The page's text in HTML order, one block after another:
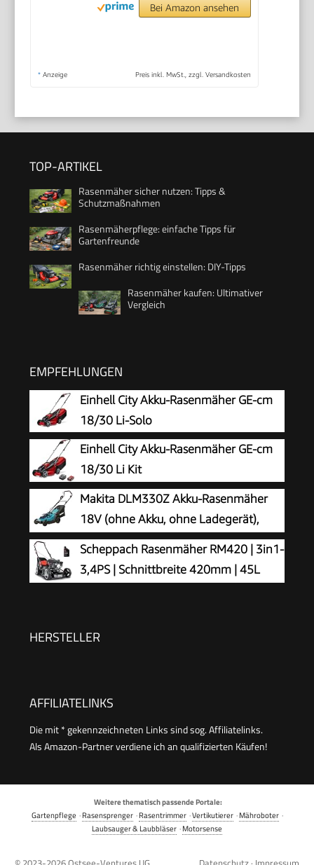
Bei Amazon ansehen
* Anzeige Preis inkl. MwSt., zzgl. Versandkosten
TOP-ARTIKEL
Rasenmäher sicher nutzen: Tipps &
Schutzmaßnahmen
Rasenmäherpflege: einfache Tipps für
Gartenfreunde
Rasenmäher richtig einstellen: DIY-Tipps
Rasenmäher kaufen: Ultimativer
Vergleich
EMPFEHLUNGEN
Einhell City Akku-Rasenmäher GE-cm
18/30 Li-Solo
Einhell City Akku-Rasenmäher GE-cm
18/30 Li Kit
Makita DLM330Z Akku-Rasenmäher
18V (ohne Akku, ohne Ladegerät),
Petrol
Scheppach Rasenmäher RM420 | 3in1-
3,4PS | Schnittbreite 420mm | 45L
HERSTELLER
AFFILIATELINKS
Die mit * gekennzeichneten Links sind sog. Affiliatelinks.
Als Amazon-Partner verdiene ich an qualifizierten Käufen!
Weitere thematisch passende Portale:
Gartenpflege ·Rasensprenger·Rasentrimmer·Vertikutierer·Mähroboter·
Laubsauger & Laubbläser ·Motorsense